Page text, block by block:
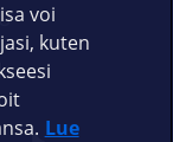
voi
kuten
Lue